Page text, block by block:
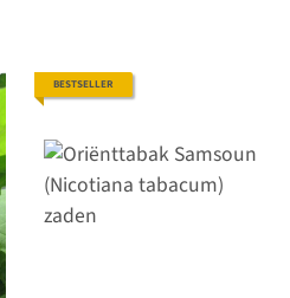
BESTSELLER